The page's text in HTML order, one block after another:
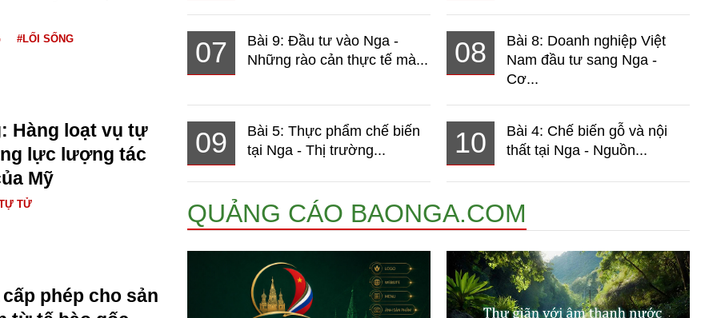
#LỐI SỐNG
Hàng loạt vụ tự
lực lượng tác
Mỹ
TỬ
phép cho sản
07
Bài 9: Đầu tư vào Nga -
Những rào cản thực tế mà...
08
Bài 8: Doanh nghiệp Việt
Nam đầu tư sang Nga -
Cơ...
09
Bài 5: Thực phẩm chế biến
tại Nga - Thị trường...
10
Bài 4: Chế biến gỗ và nội
thất tại Nga - Nguồn...
QUẢNG CÁO BAONGA.COM